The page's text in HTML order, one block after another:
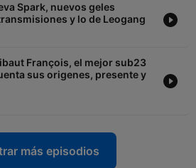
Spark, nuevos geles
y lo de Leogang
François, el mejor sub23
sus origenes, presente y
más episodios